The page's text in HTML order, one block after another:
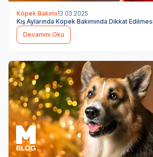
Köpek Bakımı13.03.2025
Kış Aylarında Köpek Bakımında Dikkat
Devamını Oku